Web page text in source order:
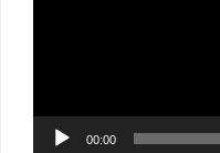
00:00